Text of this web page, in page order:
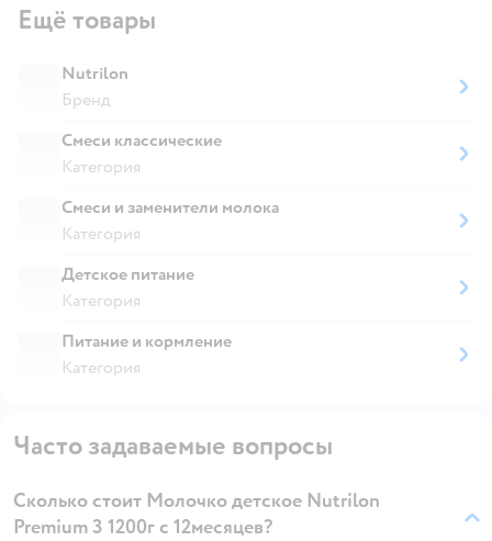
Ещё товары
Nutrilon
Бренд
Смеси классические
Категория
Смеси и заменители молока
Категория
Детское питание
Категория
Питание и кормление
Категория
Часто задаваемые вопросы
Сколько стоит Молочко детское Nutrilon
Premium 3 1200г с 12месяцев?